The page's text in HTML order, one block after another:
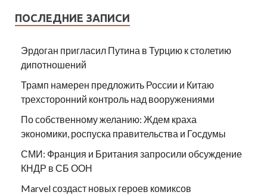
ПОСЛЕДНИЕ ЗАПИСИ
Эрдоган пригласил Путина в Турцию к столетию
дипотношений
Трамп намерен предложить России и Китаю
трехсторонний контроль над вооружениями
По собственному желанию: Ждем краха
экономики, роспуска правительства и Госдумы
СМИ: Франция и Британия запросили обсуждение
КНДР в СБ ООН
Marvel создаст новых героев комиксов